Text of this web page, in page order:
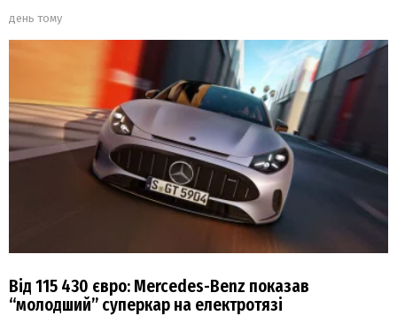
день тому
Від 115 430 євро: Mercedes-Benz показав
“молодший” суперкар на електротязі